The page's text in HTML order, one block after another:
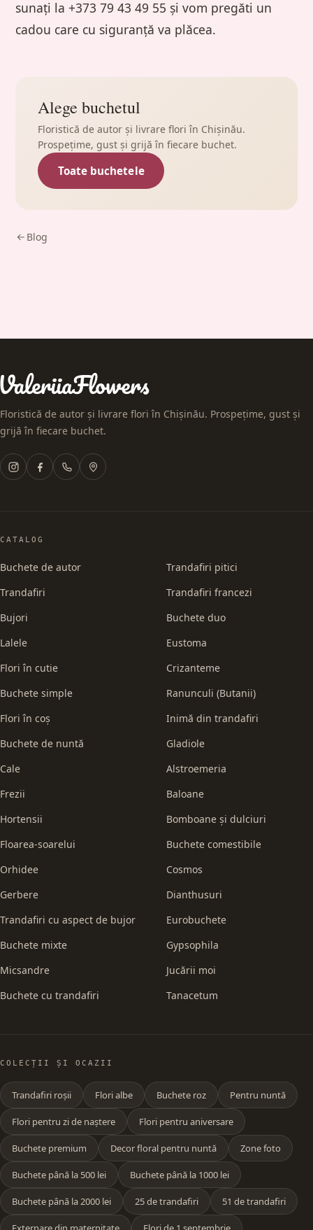
sunați la +373 79 43 49 55 și vom pregăti un
cadou care cu siguranță va plăcea.
Alege buchetul
Floristică de autor și livrare flori în Chișinău.
Prospețime, gust și grijă în fiecare buchet.
Toate buchetele
Blog
Floristică de autor și livrare flori în Chișinău. Prospețime, gust și
grijă în fiecare buchet.
CATALOG
Buchete de autor
Trandafiri
Bujori
Lalele
Flori în cutie
Buchete simple
Flori în coș
Buchete de nuntă
Cale
Frezii
Hortensii
Floarea-soarelui
Orhidee
Gerbere
Trandafiri cu aspect de bujor
Buchete mixte
Micsandre
Buchete cu trandafiri
Trandafiri pitici
Trandafiri francezi
Buchete duo
Eustoma
Crizanteme
Ranunculi (Butanii)
Inimă din trandafiri
Gladiole
Alstroemeria
Baloane
Bomboane și dulciuri
Buchete comestibile
Cosmos
Dianthusuri
Eurobuchete
Gypsophila
Jucării moi
Tanacetum
COLECȚII ȘI OCAZII
Trandafiri roșii Flori albe Buchete roz Pentru nuntă
Flori pentru zi de naștere Flori pentru aniversare
Buchete premium Decor floral pentru nuntă Zone foto
Buchete până la 500 lei Buchete până la 1000 lei
Buchete până la 2000 lei 25 de trandafiri 51 de trandafiri